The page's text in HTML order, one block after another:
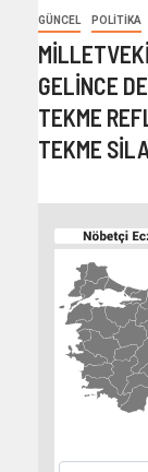
GÜNCEL POLITIKA
GELİNCE
TEKME
TEKME